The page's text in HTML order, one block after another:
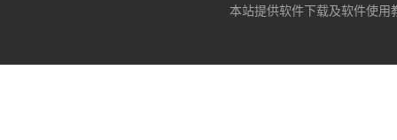
本站提供软件下载及软件使用